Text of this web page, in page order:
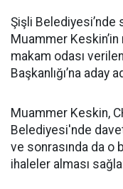
Şişli Belediyesi’nde
Muammer Keskin’in
makam odası
Başkanlığı’na aday
Muammer Keskin,
Belediyesi'nde davet
ve sonrasında da o
ihaleler alması